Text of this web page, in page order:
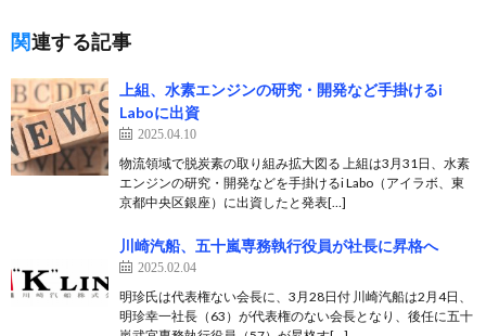
関連する記事
上組、水素エンジンの研究・開発など手掛けるi
Laboに出資
2025.04.10
物流領域で脱炭素の取り組み拡大図る 上組は3月31日、水素
エンジンの研究・開発などを手掛けるi Labo（アイラボ、東
京都中央区銀座）に出資したと発表[…]
川崎汽船、五十嵐専務執行役員が社長に昇格へ
2025.02.04
明珍氏は代表権ない会長に、3月28日付 川崎汽船は2月4日、
明珍幸一社長（63）が代表権のない会長となり、後任に五十